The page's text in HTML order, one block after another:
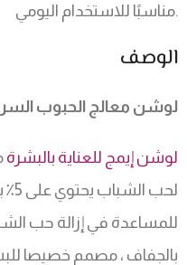
مناسبًا للاستخدام اليومي.
الوصف
لوشن معالج الحبوب
لوشن إيمج للعناية بالبشرة
للمساعدة في إزالة حب
بالجفاف ، مصمم خصيصا